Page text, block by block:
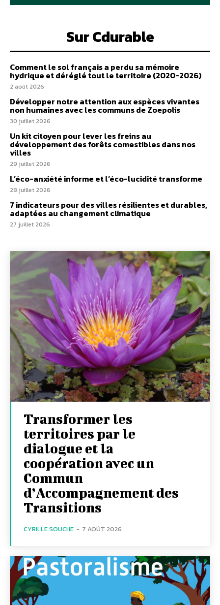
Sur Cdurable
Comment le sol français a perdu sa mémoire
hydrique et déréglé tout le territoire (2020-2026)
2 août 2026
Développer notre attention aux espèces vivantes
non humaines avec les communs de Zoepolis
30 juillet 2026
Un kit citoyen pour lever les freins au
développement des forêts comestibles dans nos
villes
29 juillet 2026
L’éco-anxiété informe et l’éco-lucidité transforme
28 juillet 2026
7 indicateurs pour des villes résilientes et durables,
adaptées au changement climatique
27 juillet 2026
Transformer les
territoires par le
dialogue et la
coopération avec un
Commun
d’Accompagnement des
Transitions
CYRILLE SOUCHE - 7 AOÛT 2026